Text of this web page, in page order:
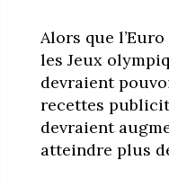
Alors que
les Jeux
devraient
recettes
devraient
atteindre plus